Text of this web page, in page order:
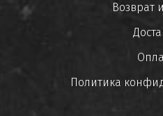
Возврат
Политика